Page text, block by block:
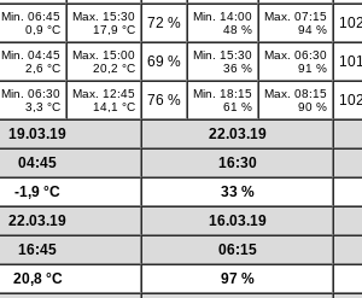
Min. 06:45
0,9 °C
Max. 15:30
17,9 °C
72 %
Min. 14:00
48 %
Max. 07:15
94 %
Min. 04:45
2,6 °C
Max. 15:00
20,2 °C
69 %
Min. 15:30
36 %
Max. 06:30
91 %
Min. 06:30
3,3 °C
Max. 12:45
14,1 °C
76 %
Min. 18:15
61 %
Max. 08:15
90 %
19.03.19
22.03.19
04:45
16:30
-1,9 °C
33 %
22.03.19
16.03.19
16:45
06:15
20,8 °C
97 %